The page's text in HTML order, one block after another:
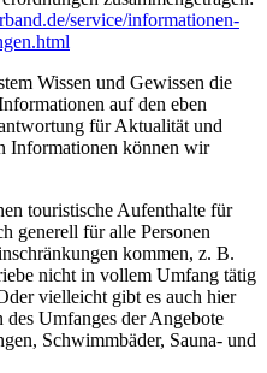
­service/­informationen-
Wissen und Gewissen die
auf den eben
für Aktualität und
Informationen können wir
touristische Aufenthalte für
generell für alle Personen
kommen, z. B.
nicht in vollem Umfang tätig
vielleicht gibt es auch hier
Umfanges der Angebote
Schwimmbäder, Sauna- und